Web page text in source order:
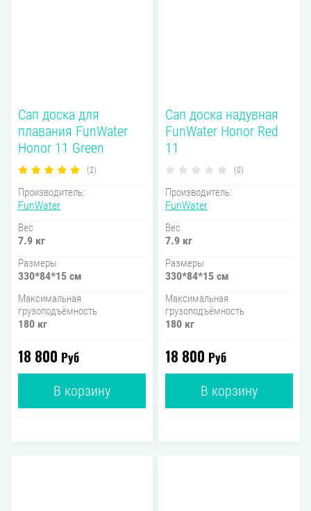
Сап доска для
плавания FunWater
Honor 11 Green
(2)
Производитель:
FunWater
Вес
7.9 кг
Размеры
330*84*15 см
Максимальная
грузоподъёмность
180 кг
18 800 Руб
В корзину
Сап доска надувная
FunWater Honor Red
11
(0)
Производитель:
FunWater
Вес
7.9 кг
Размеры
330*84*15 см
Максимальная
грузоподъёмность
180 кг
18 800 Руб
В корзину